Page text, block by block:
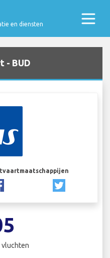
en diensten
- BUD
vluchten